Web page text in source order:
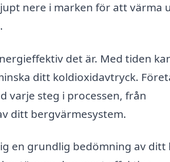
nere i marken för att värma
det är. Med tiden
ditt koldioxidavtryck.
varje steg i processen, från
ditt bergvärmesystem.
en grundlig bedömning av ditt